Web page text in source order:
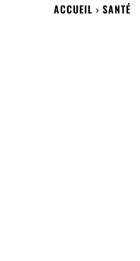
ACCUEIL SANTÉ